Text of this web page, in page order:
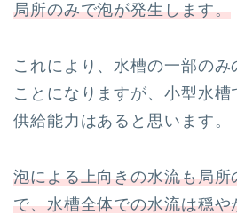
局所のみで泡が発生します。
これにより、水槽の一部のみ
ことになりますが、小型水
供給能力はあると思います。
泡による上向きの水流も局所
で、水槽全体での水流は穏